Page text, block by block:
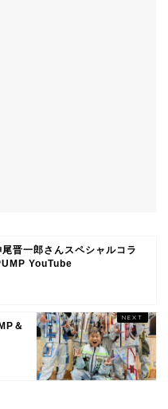
晋一郎さんスペシャルコラ
YouTube
＆